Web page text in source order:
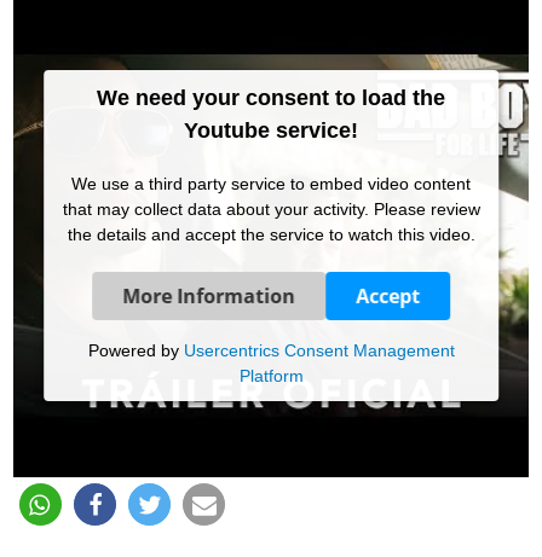
We need your consent to load the
Youtube service!
We use a third party service to embed video content
that may collect data about your activity. Please review
the details and accept the service to watch this video.
More Information Accept
Powered by Usercentrics Consent Management
Platform